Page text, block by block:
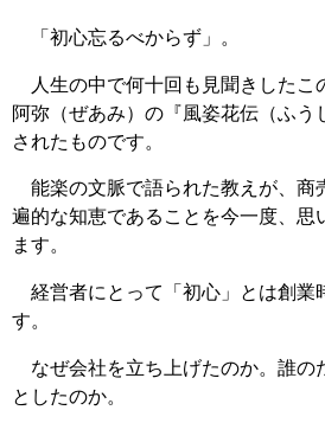
「初心忘るべからず」。
人生の中で何十回も見聞きしたこ
阿弥（ぜあみ）の『風姿花伝（ふう
されたものです。
能楽の文脈で語られた教えが、商
遍的な知恵であることを今一度、思
ます。
経営者にとって「初心」とは創業
す。
なぜ会社を立ち上げたのか。誰の
としたのか。